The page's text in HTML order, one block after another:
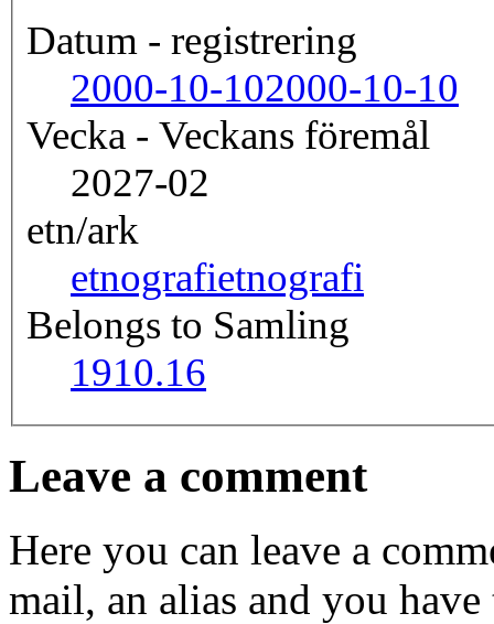
Datum - registrering
2000-10-102000-10-10
Vecka - Veckans föremål
2027-02
etn/ark
etnografietnografi
Belongs to Samling
1910.16
Leave a comment
Here you can leave a
mail, an alias and you have